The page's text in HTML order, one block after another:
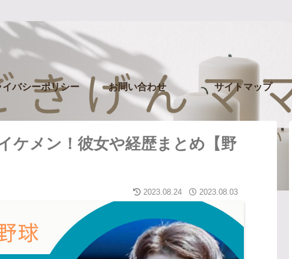
イバシーポリシー お問い合わせ サイトマップ
ケメン！彼女や経歴まとめ【野
2023.08.24 2023.08.03